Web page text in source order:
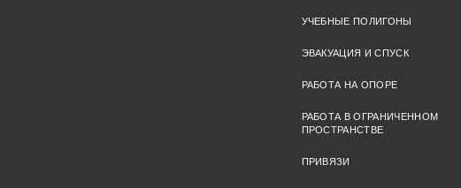
УЧЕБНЫЕ ПОЛИГОНЫ
ЭВАКУАЦИЯ И СПУСК
РАБОТА НА ОПОРЕ
РАБОТА В ОГРАНИЧЕННОМ
ПРОСТРАНСТВЕ
ПРИВЯЗИ